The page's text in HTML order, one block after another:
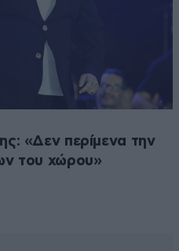
«Δεν περίμενα την
του χώρου»